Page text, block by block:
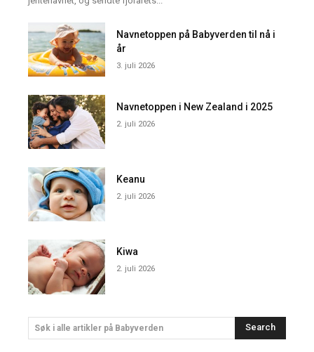
Navnetoppen på Babyverden til nå i
år
3. juli 2026
Navnetoppen i New Zealand i 2025
2. juli 2026
Keanu
2. juli 2026
Kiwa
2. juli 2026
Søk i alle artikler på Babyverden Search